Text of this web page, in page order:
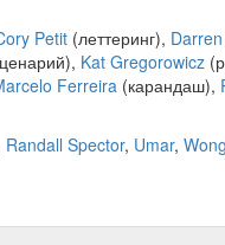
Petit(леттеринг),
Kat Gregorowicz
Ferreira(карандаш),
Randall Spector, Umar, Wong